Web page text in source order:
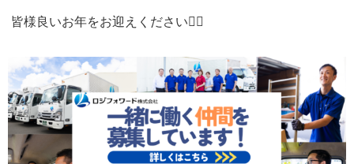
皆様良いお年をお迎えください🙇‍♀️